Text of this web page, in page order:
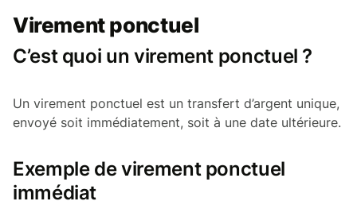
Virement ponctuel
C’est quoi un virement ponctuel ?
Un virement ponctuel est un transfert d’argent unique,
envoyé soit immédiatement, soit à une date ultérieure.
Exemple de virement ponctuel
immédiat